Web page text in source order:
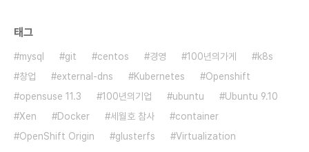
태그
mysql git centos 경영 100년의가게
k8s
창업
external-dns Kubernetes
Openshift
opensuse 11.3
100년의기업 ubuntu
Ubuntu 9.10
Xen
Docker 세월호 참사
container
OpenShift Origin
glusterfs
Virtualization